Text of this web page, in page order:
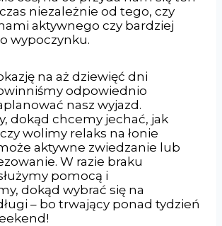
niezależnie od tego, czy
aktywnego czy bardziej
wypoczynku.
na aż dziewięć dni
odpowiednio
nasz wyjazd.
dokąd chcemy jechać, jak
wolimy relaks na łonie
aktywne zwiedzanie lub
W razie braku
pomocą i
dokąd wybrać się na
– bo trwający ponad tydzień